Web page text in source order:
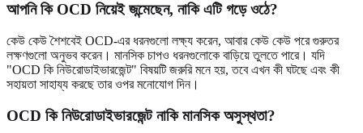
আপনি কি OCD নিয়েই জন্মেছেন, নাকি এটি গড়ে ওঠে?
কেউ কেউ শৈশবেই OCD-এর ধরনগুলো লক্ষ্য করেন, আবার কেউ কেউ পরে গুরুতর
লক্ষণগুলো অনুভব করেন। মানসিক চাপও ধরনগুলোকে বাড়িয়ে তুলতে পারে। যদি
"OCD কি নিউরোডাইভারজেন্ট" বিষয়টি জরুরি মনে হয়, তবে এখন কী ঘটছে এবং কী
সহায়তা সাহায্য করছে তার ওপর মনোযোগ দিন।
OCD কি নিউরোডাইভারজেন্ট নাকি মানসিক অসুস্থতা?